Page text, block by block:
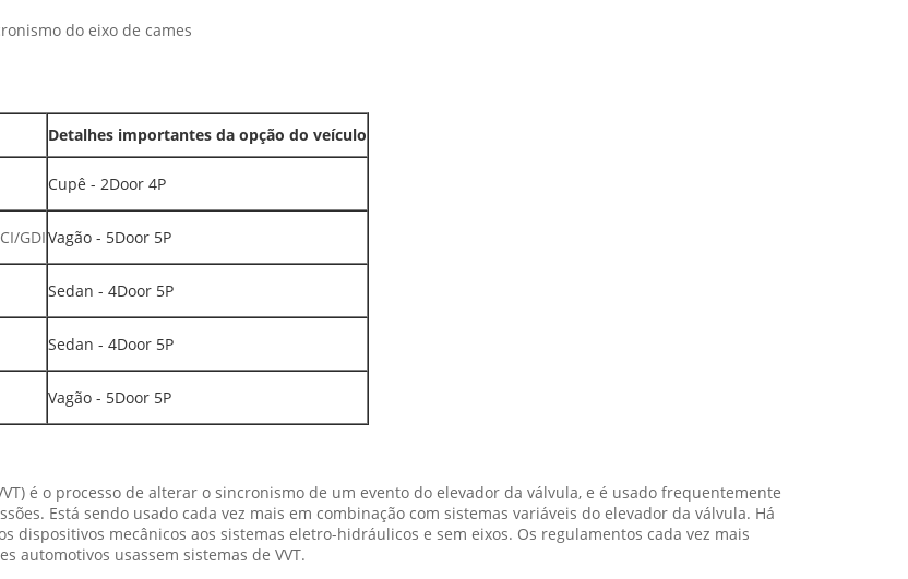
do eixo de cames
Detalhes importantes da opção do veículo
Cupê - 2Door 4P
GDIVagão - 5Door 5P
Sedan - 4Door 5P
Sedan - 4Door 5P
Vagão - 5Door 5P
é o processo de alterar o sincronismo de um evento do elevador da válvula, e é usado frequentemente
Está sendo usado cada vez mais em combinação com sistemas variáveis do elevador da válvula. Há
dispositivos mecânicos aos sistemas eletro-hidráulicos e sem eixos. Os regulamentos cada vez mais
automotivos usassem sistemas de VVT.